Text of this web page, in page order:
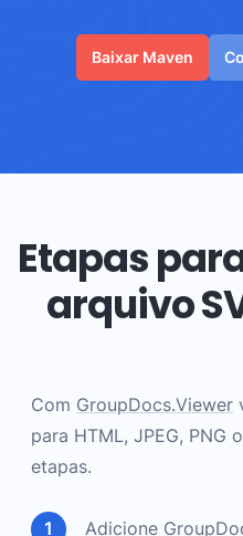
Baixar Maven
Etapas
arquivo
Com GroupDocs.Viewer
para HTML, JPEG, PNG
etapas.
Adicione